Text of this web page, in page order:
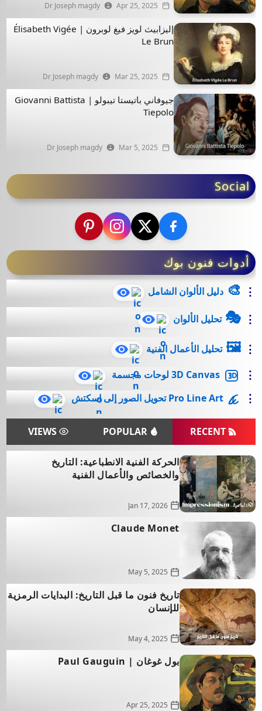
Apr 25, 2025
Dr Joseph magdy
إليزابيث لويز فيغ لوبرون | Élisabeth Vigée
Le Brun
Mar 25, 2025
Dr Joseph magdy
جيوفاني باتيستا تيبولو | Giovanni Battista
Tiepolo
Mar 5, 2025
Dr Joseph magdy
Social
أدوات فنون بوك
🎨دليل الألوان الشامل
🎭تحليل الألوان
🖼️تحليل الأعمال الفنية
3D Canvas لوحات مجسمة
Pro Line Art تحويل الصور إلى اسكتش
RECENT
POPULAR
VIEWS
الحركة الفنية الانطباعية: التاريخ
والخصائص والأعمال الفنية
Jan 17, 2026
Claude Monet
May 5, 2025
تاريخ فنون ما قبل التاريخ: البدايات الرمزية
للإنسان
May 4, 2025
بول غوغان | Paul Gauguin
Apr 25, 2025